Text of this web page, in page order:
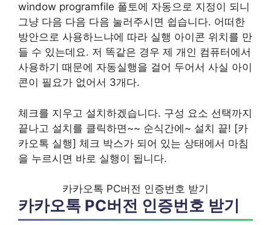
window programfile 폴토에 자동으로 지정이 되니
그냥 다음 다음 다음 눌러주시면 쉽습니다. 어떠한
방안으로 사용하느냐에 따라 실행 아이콘 위치를 만
들 수 있는데요. 저 똑같은 경우 제 개인 컴퓨터에서
사용하기 때문에 자동실행을 걸어 두어서 사실 아이
콘이 필요가 없어서 3개다.
체크를 지우고 설치하겠습니다. 구성 요소 선택까지
끝나고 설치를 클릭하면~~ 순식간에~ 설치 끝! [카
카오톡 실행] 체크 박스가 되어 있는 상태에서 마침
을 누르시면 바로 실행이 됩니다.
카카오톡 PC버전 인증번호 받기
카카오톡 PC버전 인증번호 받기